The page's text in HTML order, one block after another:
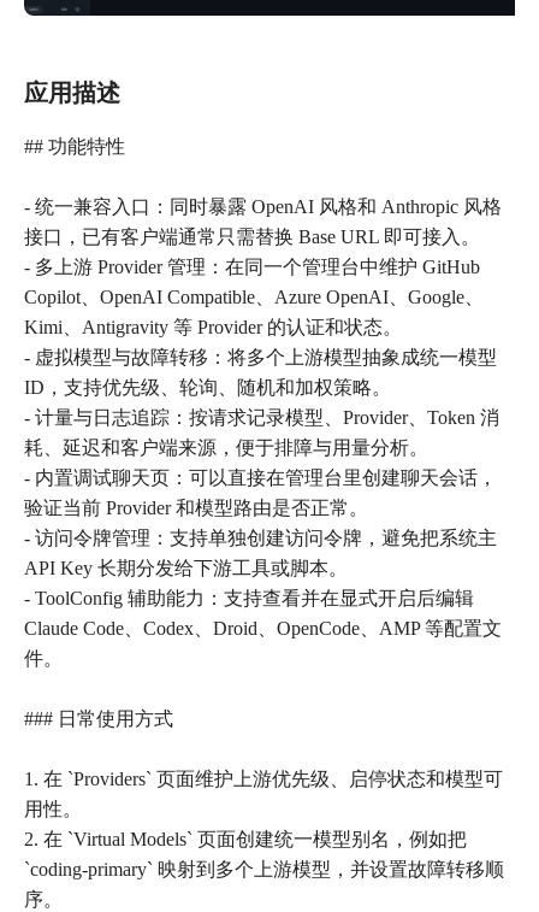
应用描述
## 功能特性
- 统一兼容入口：同时暴露 OpenAI 风格和 Anthropic 风格
接口，已有客户端通常只需替换 Base URL 即可接入。
- 多上游 Provider 管理：在同一个管理台中维护 GitHub
Copilot、OpenAI Compatible、Azure OpenAI、Google、
Kimi、Antigravity 等 Provider 的认证和状态。
- 虚拟模型与故障转移：将多个上游模型抽象成统一模型
ID，支持优先级、轮询、随机和加权策略。
- 计量与日志追踪：按请求记录模型、Provider、Token 消
耗、延迟和客户端来源，便于排障与用量分析。
- 内置调试聊天页：可以直接在管理台里创建聊天会话，
验证当前 Provider 和模型路由是否正常。
- 访问令牌管理：支持单独创建访问令牌，避免把系统主
API Key 长期分发给下游工具或脚本。
- ToolConfig 辅助能力：支持查看并在显式开启后编辑
Claude Code、Codex、Droid、OpenCode、AMP 等配置文
件。
### 日常使用方式
1. 在 `Providers` 页面维护上游优先级、启停状态和模型可
用性。
2. 在 `Virtual Models` 页面创建统一模型别名，例如把
`coding-primary` 映射到多个上游模型，并设置故障转移顺
序。